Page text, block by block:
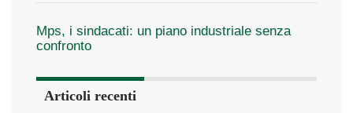
Mps, i sindacati: un piano industriale senza
confronto
Articoli recenti